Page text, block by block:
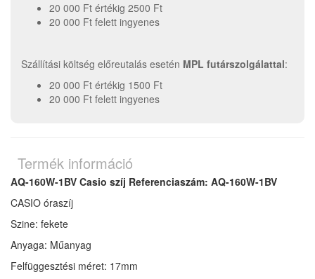
20 000 Ft értékig 2500 Ft
20 000 Ft felett ingyenes
Szállítási költség előreutalás esetén MPL futárszolgálattal:
20 000 Ft értékig 1500 Ft
20 000 Ft felett ingyenes
Termék információ
AQ-160W-1BV Casio szíj Referenciaszám: AQ-160W-1BV
CASIO óraszíj
Szine: fekete
Anyaga: Műanyag
Felfüggesztési méret: 17mm